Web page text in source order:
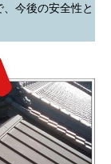
今後の安全性と